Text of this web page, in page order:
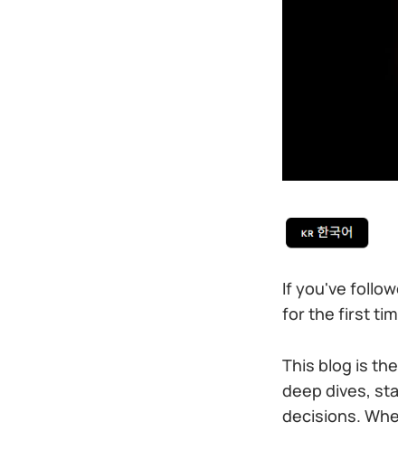
If you've
for the first
This blog is
deep dives,
decisions.